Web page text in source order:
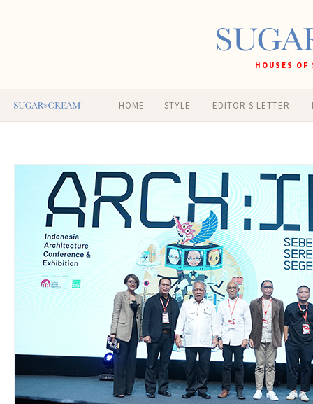
HOUSES
HOME STYLE EDITOR'S LETTER